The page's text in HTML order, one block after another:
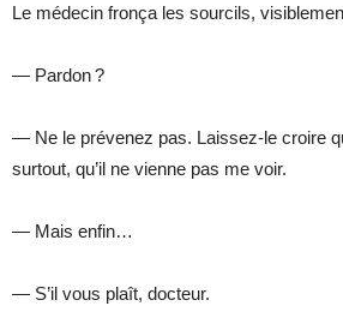
Le médecin fronça les sourcils,
— Pardon ?
— Ne le prévenez pas. Laissez-le croire
surtout, qu’il ne vienne pas me voir.
— Mais enfin…
— S’il vous plaît, docteur.